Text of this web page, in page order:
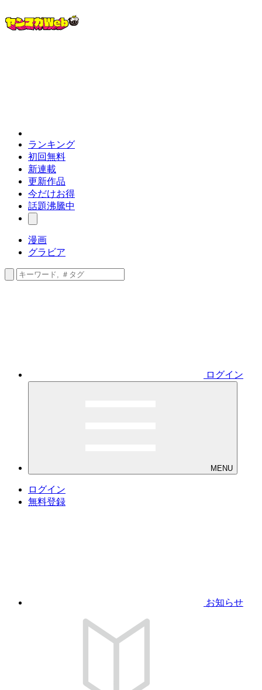
ランキング
初回無料
新連載
更新作品
今だけお得
話題沸騰中
漫画
グラビア
ログイン
MENU
ログイン
無料登録
お知らせ